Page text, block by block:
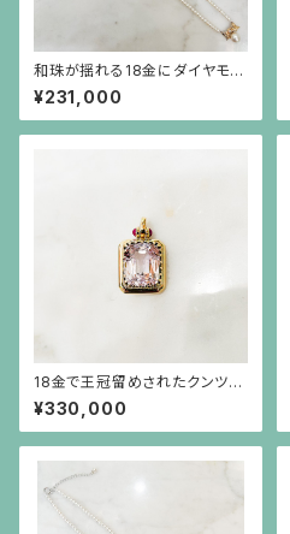
和珠が揺れる18金にダイヤモン
ドのリボンを小さなパールで繋
いだネックレス
¥231,000
18金で王冠留めされたクンツァ
イト（18ct）とルビーのペンダン
ト（チェーン別）
¥330,000